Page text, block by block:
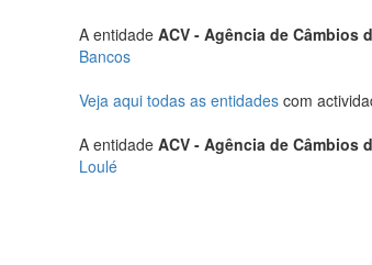
A entidade ACV - Agência de Câmbios
Bancos
Veja aqui todas as entidades com
A entidade ACV - Agência de Câmbios
Loulé